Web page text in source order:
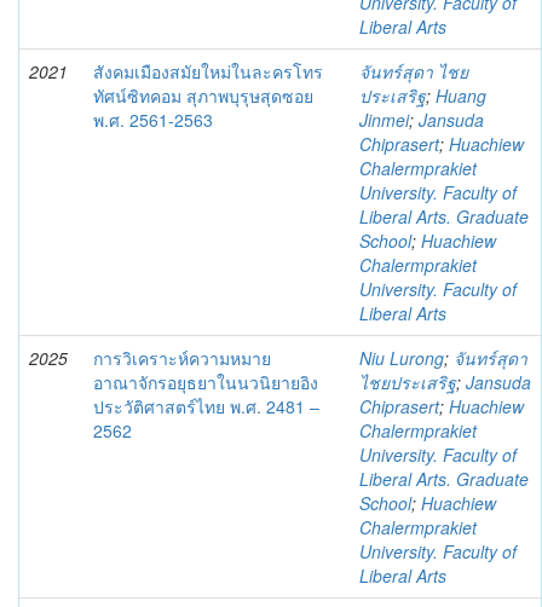
Liberal Arts
2021
สังคมเมืองสมัยใหม่ในละครโทร
ทัศน์ซิทคอม สุภาพบุรุษสุดซอย
พ.ศ. 2561-2563
จันทร์สุดา ไชย
ประเสริฐ; Huang
Jinmei; Jansuda
Chiprasert; Huachiew
Chalermprakiet
University. Faculty of
Liberal Arts. Graduate
School; Huachiew
Chalermprakiet
University. Faculty of
Liberal Arts
2025
การวิเคราะห์ความหมาย
อาณาจักรอยุธยาในนวนิยายอิง
ประวัติศาสตร์ไทย พ.ศ. 2481 –
2562
Niu Lurong; จันทร์สุดา
ไชยประเสริฐ; Jansuda
Chiprasert; Huachiew
Chalermprakiet
University. Faculty of
Liberal Arts. Graduate
School; Huachiew
Chalermprakiet
University. Faculty of
Liberal Arts